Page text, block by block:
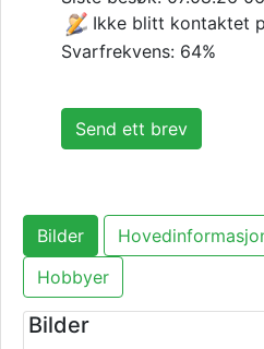
Ikke blitt kontaktet
Svarfrekvens: 64%
Send ett brev
Bilder
Hobbyer
Bilder